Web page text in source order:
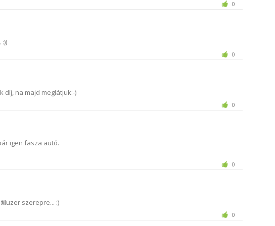
0
0
díj, na majd meglátjuk:-)
0
igen fasza autó.
0
szerepre... :)
0